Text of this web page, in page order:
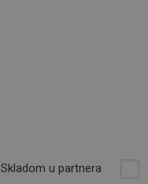
Skladom u partnera